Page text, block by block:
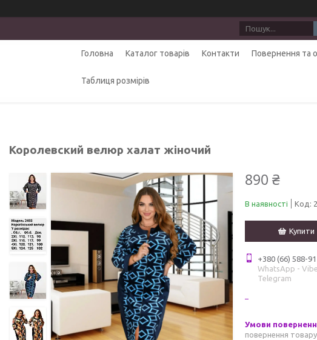
Головна Каталог товарів Контакти Повернення та
Таблиця розмірів
Королевский велюр халат жіночий
890 ₴
В наявності Код:
Купити
+380 (66) 588-
WhatsApp -
Telegram
повернення